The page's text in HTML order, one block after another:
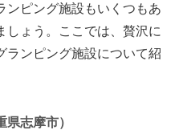
ンピング施設もいくつもあ
しょう。ここでは、贅沢に
ランピング施設について紹
志摩市）